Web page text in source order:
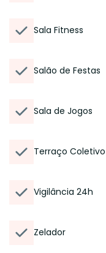
Sala Fitness
Salão de Festas
Sala de Jogos
Terraço Coletivo
Vigilância 24h
Zelador